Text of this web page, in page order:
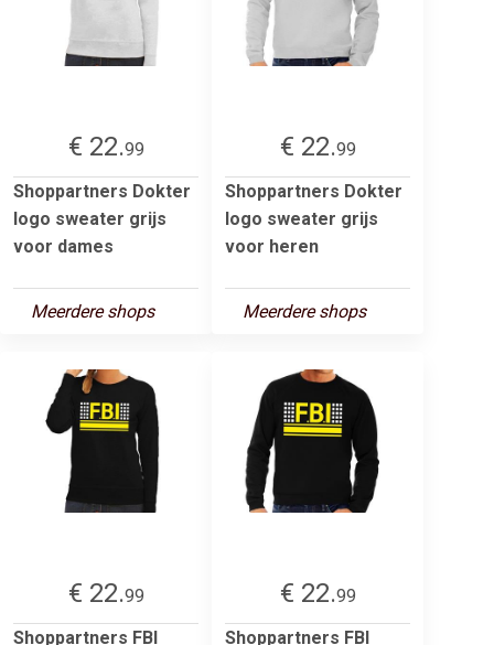
€ 22.99
Shoppartners Dokter
logo sweater grijs
voor dames
Meerdere shops
€ 22.99
Shoppartners Dokter
logo sweater grijs
voor heren
Meerdere shops
€ 22.99
Shoppartners FBI
€ 22.99
Shoppartners FBI